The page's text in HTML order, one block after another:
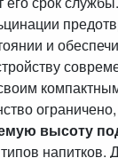
и
высоту
напитков.